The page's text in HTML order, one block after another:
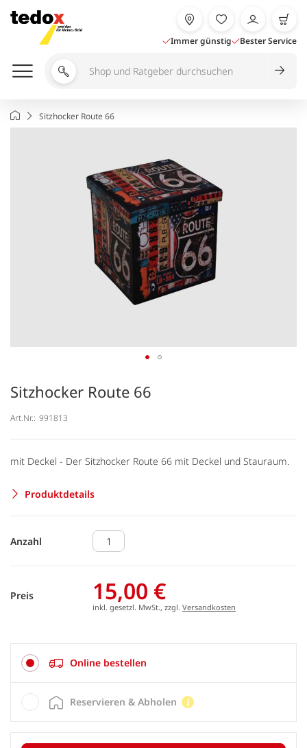
Inhalt
springen
Immer günstig Bester Service
Shop
durchsuchen
StartseiteSitzhocker Route 66
Sitzhocker Route 66
Art.Nr.: 991813
mit Deckel - Der Sitzhocker Route 66 mit Deckel und Stauraum.
Produktdetails
Anzahl
Preis 15,00 €
inkl. gesetzl. MwSt., zzgl. Versandkosten
Online bestellen
Reservieren & Abholen